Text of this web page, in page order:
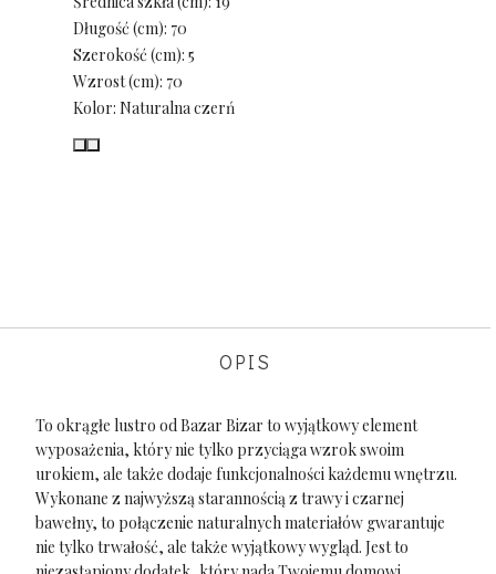
Długość (cm): 70
Szerokość (cm): 5
Wzrost (cm): 70
Kolor: Naturalna czerń
OPIS
To okrągłe lustro od Bazar Bizar to wyjątkowy element
wyposażenia, który nie tylko przyciąga wzrok swoim
urokiem, ale także dodaje funkcjonalności każdemu wnętrzu.
Wykonane z najwyższą starannością z trawy i czarnej
bawełny, to połączenie naturalnych materiałów gwarantuje
nie tylko trwałość, ale także wyjątkowy wygląd. Jest to